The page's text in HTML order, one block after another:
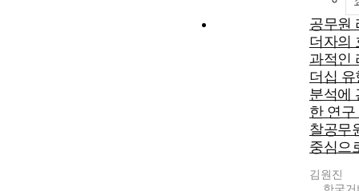
공무원
더자의
과적인
더십 유
분석에
한 연구
찰공무
중심으
김원진